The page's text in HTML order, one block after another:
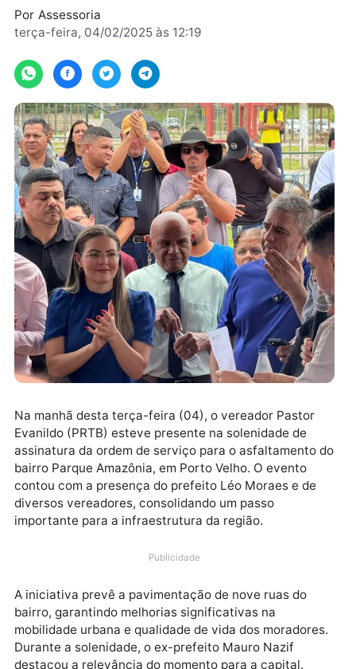
parlamentar.
terça-feira, 04/02/2025 às 12:19
Na manhã desta terça-feira (04), o vereador Pastor
Evanildo (PRTB) esteve presente na solenidade de
bairro Parque Amazônia, em Porto Velho. O evento
diversos vereadores, consolidando um passo
importante para a infraestrutura da região.
Publicidade